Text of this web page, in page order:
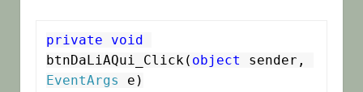
private
void
btnDaLiAQui_Click( object
EventArgs e)